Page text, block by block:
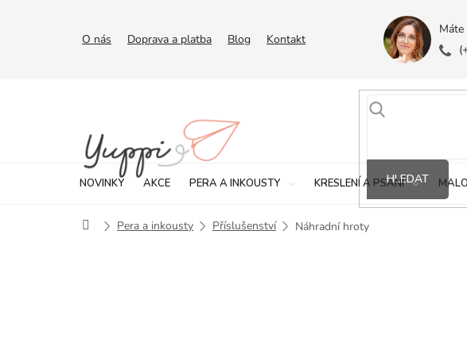
O nás Doprava a platba Blog Kontakt
Máte
HLEDAT
NOVINKY AKCE PERA A INKOUSTY KRESLENÍ A PSANÍ
DomůPera a inkousty Příslušenství Náhradní hroty